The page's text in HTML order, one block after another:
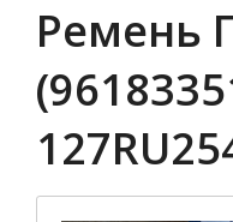
Ремень